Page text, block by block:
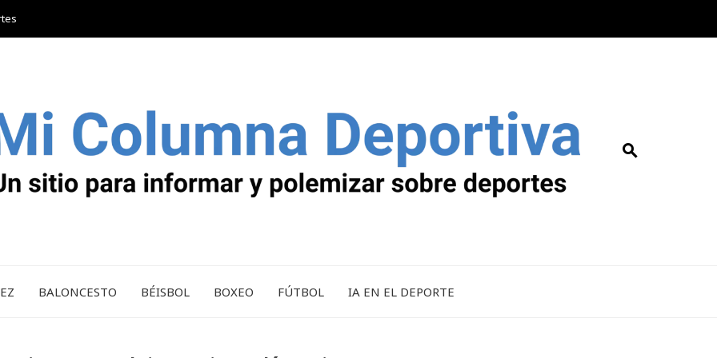
BALONCESTO BÉISBOL BOXEO FÚTBOL IA EN EL DEPORTE